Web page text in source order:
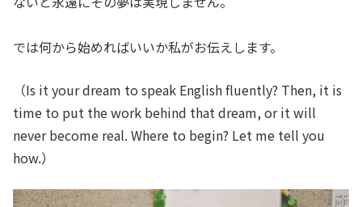
では何から始めればいいか私がお伝えします。
（Is it your dream to speak English fluently? Then, it is
time to put the work behind that dream, or it will
never become real. Where to begin? Let me tell you
how.）